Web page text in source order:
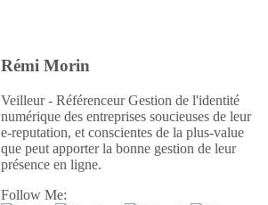
Rémi Morin
Veilleur - Référenceur Gestion de l'identité
numérique des entreprises soucieuses de leur
e-reputation, et conscientes de la plus-value
que peut apporter la bonne gestion de leur
présence en ligne.
Follow Me: